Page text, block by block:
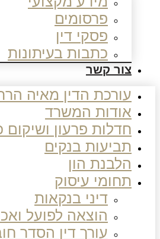
פרסומים
פסקי דין
כתבות בעיתונות
צור קשר
עורכת הדין מאיה
אודות המשרד
חדלות פרעון ושיקום
תביעות בנקים
הלבנת הון
תחומי עיסוק
דיני בנקאות
הוצאה לפועל
עורך דין הסדר